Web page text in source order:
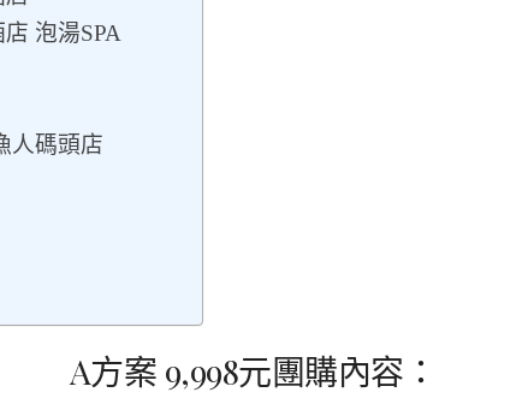
泡湯SPA
人碼頭店
A方案 9,998元團購內容：